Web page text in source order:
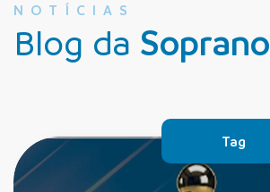
NOTÍCIAS
Blog da Soprano
Tag